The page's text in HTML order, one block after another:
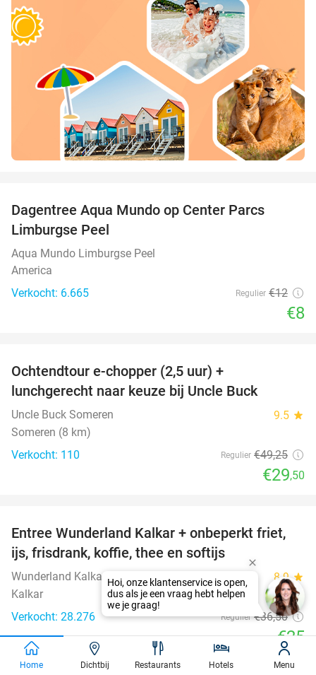
Dagentree Aqua Mundo op Center Parcs
Limburgse Peel
Aqua Mundo Limburgse Peel
America
Verkocht: 6.665
Regulier €12
€8
Ochtendtour e-chopper (2,5 uur) +
lunchgerecht naar keuze bij Uncle Buck
Uncle Buck Someren 9.5 star
Someren (8 km)
Verkocht: 110
Regulier €49,25
€29,50
32%
Entree Wunderland Kalkar + onbeperkt friet,
ijs, frisdrank, koffie, thee en softijs
Wunderland Kalkar 8.9 star
Kalkar
Verkocht: 28.276
Regulier €36,50
€25
favorite_border
Home Dichtbij Restaurants Hotels Menu